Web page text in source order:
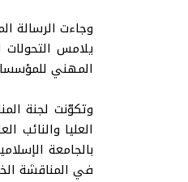
وجاءت الرسالة
يلامس
المهني
وتكوّنت لجنة
العليا والنائب
بالجامعة
في المناقشة